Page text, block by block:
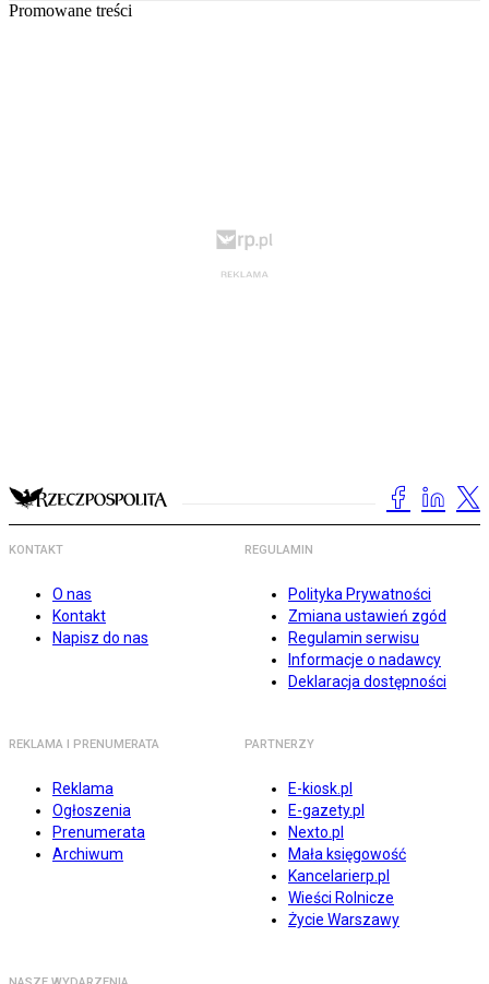
Promowane treści
KONTAKT
O nas
Kontakt
Napisz do nas
REGULAMIN
Polityka Prywatności
Zmiana ustawień zgód
Regulamin serwisu
Informacje o nadawcy
Deklaracja dostępności
REKLAMA I PRENUMERATA
Reklama
Ogłoszenia
Prenumerata
Archiwum
PARTNERZY
E-kiosk.pl
E-gazety.pl
Nexto.pl
Mała księgowość
Kancelarierp.pl
Wieści Rolnicze
Życie Warszawy